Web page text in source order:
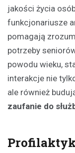
jakości życia
funkcjonariusze
pomagają
potrzeby
powodu wieku,
interakcje nie
ale również
zaufanie do